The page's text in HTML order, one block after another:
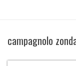
campagnolo